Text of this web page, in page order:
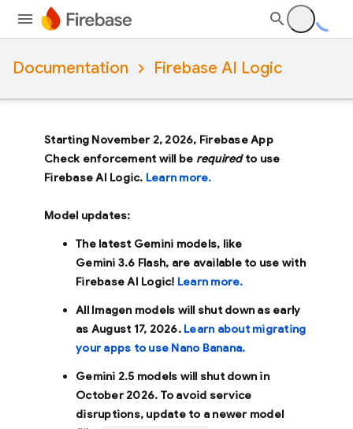
Documentation Firebase AI Logic
Starting November 2, 2026, Firebase App
Check enforcement will be requiredto use
Firebase AI Logic. Learn more.
Model updates:
The latest Gemini models, like
Gemini 3.6 Flash, are available to use with
Firebase AI Logic! Learn more.
All Imagen models will shut down as early
as August 17, 2026. Learn about migrating
your apps to use Nano Banana.
Gemini 2.5 models will shut down in
October 2026. To avoid service
disruptions, update to a newer model